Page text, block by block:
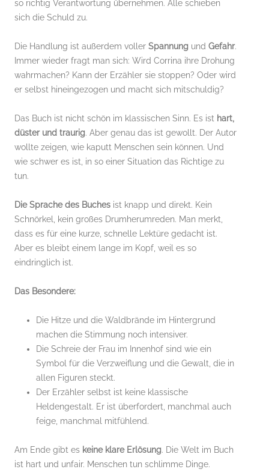
so richtig Verantwortung übernehmen. Alle schieben
sich die Schuld zu.
Die Handlung ist außerdem voller Spannung und Gefahr.
Immer wieder fragt man sich: Wird Corrina ihre Drohung
wahrmachen? Kann der Erzähler sie stoppen? Oder wird
er selbst hineingezogen und macht sich mitschuldig?
Das Buch ist nicht schön im klassischen Sinn. Es ist hart,
düster und traurig. Aber genau das ist gewollt. Der Autor
wollte zeigen, wie kaputt Menschen sein können. Und
wie schwer es ist, in so einer Situation das Richtige zu
tun.
Die Sprache des Buches ist knapp und direkt. Kein
Schnörkel, kein großes Drumherumreden. Man merkt,
dass es für eine kurze, schnelle Lektüre gedacht ist.
Aber es bleibt einem lange im Kopf, weil es so
eindringlich ist.
Das Besondere:
Die Hitze und die Waldbrände im Hintergrund
machen die Stimmung noch intensiver.
Die Schreie der Frau im Innenhof sind wie ein
Symbol für die Verzweiflung und die Gewalt, die in
allen Figuren steckt.
Der Erzähler selbst ist keine klassische
Heldengestalt. Er ist überfordert, manchmal auch
feige, manchmal mitfühlend.
Am Ende gibt es keine klare Erlösung. Die Welt im Buch
ist hart und unfair. Menschen tun schlimme Dinge.